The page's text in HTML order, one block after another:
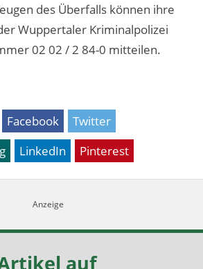
des Überfalls können ihre
Wuppertaler Kriminalpolizei
02 02 / 2 84-0 mitteilen.
Facebook
Twitter
LinkedIn Pinterest
auf